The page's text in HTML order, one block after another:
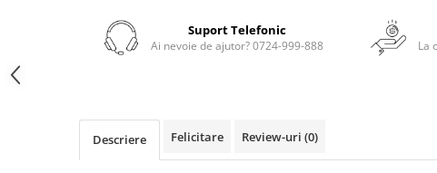
Suport Telefonic
Ai nevoie de ajutor? 0724-999-888 La
Descriere Felicitare Review-uri (0)